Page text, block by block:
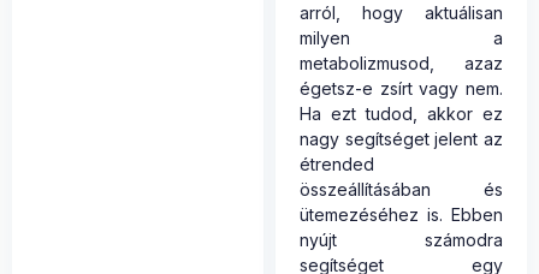
arról, hogy aktuálisan
milyen a
metabolizmusod, azaz
égetsz-e zsírt vagy nem.
Ha ezt tudod, akkor ez
nagy segítséget jelent az
étrended
összeállításában és
ütemezéséhez is. Ebben
nyújt számodra
segítséget egy